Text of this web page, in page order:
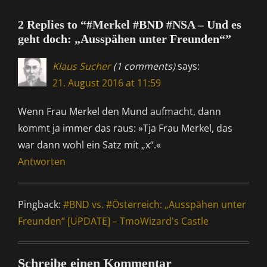
2 Replies to “#Merkel #BND #NSA – Und es
geht doch: „Ausspähen unter Freunden“”
Klaus Sucher(1 comments)says:
21. August 2016 at 11:59
Wenn Frau Merkel den Mund aufmacht, dann
kommt ja immer das raus: »Tja Frau Merkel, das
war dann wohl ein Satz mit „x“.«
Antworten
Pingback: #BND vs. #Österreich: „Ausspähen unter
Freunden“ [UPDATE] – TmoWizard's Castle
Schreibe einen Kommentar